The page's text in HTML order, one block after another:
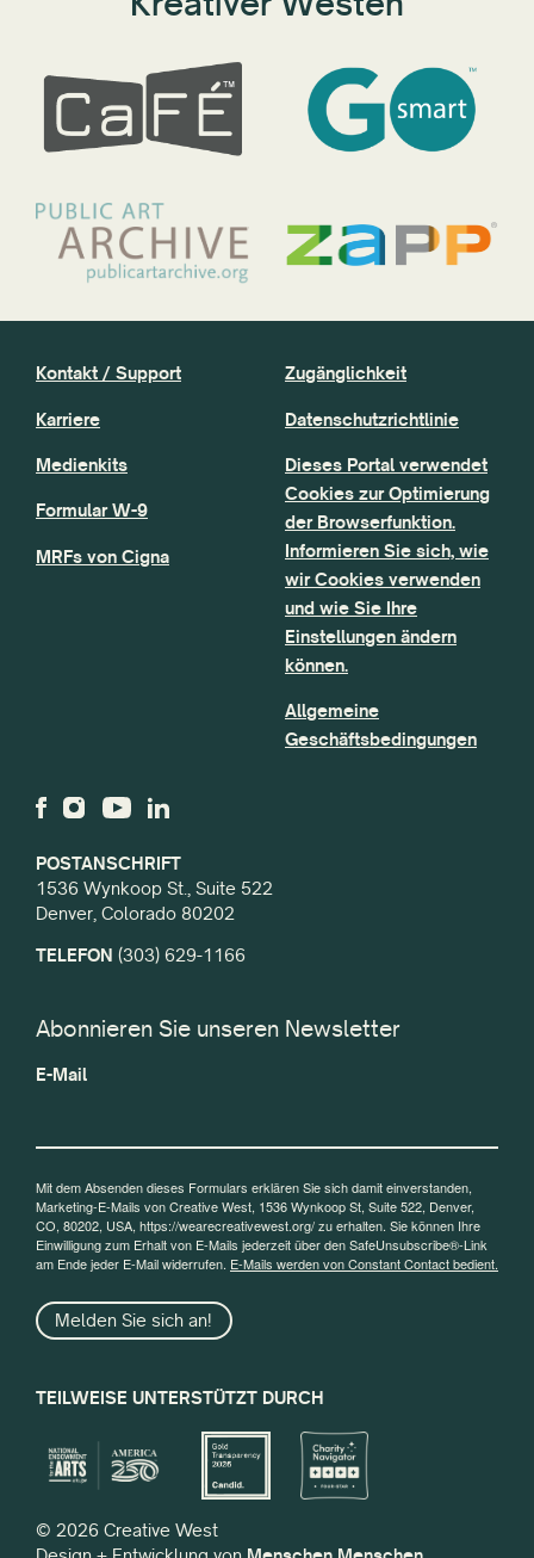
POSTANSCHRIFT
1536 Wynkoop St., Suite 522
Denver, Colorado 80202
TELEFON (303) 629-1166
Kontakt / Support
Karriere
Medienkits
Formular W-9
MRFs von Cigna
Zugänglichkeit
Datenschutzrichtlinie
Dieses Portal verwendet
Cookies zur Optimierung
der Browserfunktion.
Informieren Sie sich, wie
wir Cookies verwenden
und wie Sie Ihre
Einstellungen ändern
können.
Allgemeine
Geschäftsbedingungen
Abonnieren Sie unseren Newsletter
E-Mail
Mit dem Absenden dieses Formulars erklären Sie sich damit einverstanden,
Marketing-E-Mails von Creative West, 1536 Wynkoop St, Suite 522, Denver,
CO, 80202, USA, https://wearecreativewest.org/ zu erhalten. Sie können Ihre
Einwilligung zum Erhalt von E-Mails jederzeit über den SafeUnsubscribe®-Link
am Ende jeder E-Mail widerrufen. E-Mails werden von Constant Contact bedient.
Melden Sie sich an!
TEILWEISE UNTERSTÜTZT DURCH
© 2026 Creative West